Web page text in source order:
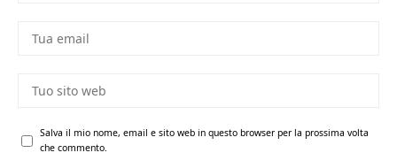
Salva il mio nome, email e sito web in questo browser per la prossima volta
che commento.